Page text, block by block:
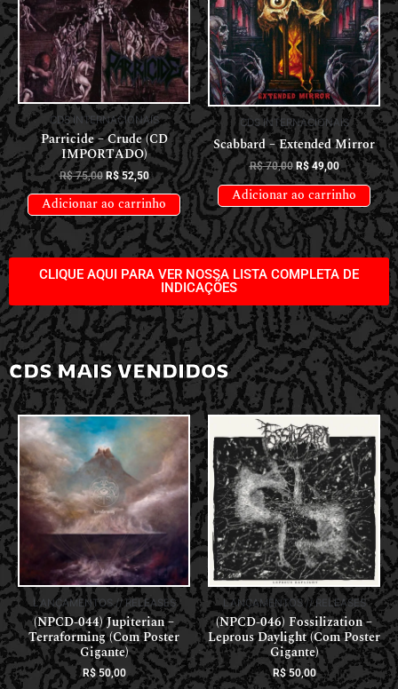
CDS INTERNACIONAIS
Parricide – Crude (CD
IMPORTADO)
R$75,00 R$52,50
Adicionar ao carrinho
CDS INTERNACIONAIS
Scabbard – Extended Mirror
R$70,00 R$49,00
Adicionar ao carrinho
CLIQUE AQUI PARA VER NOSSA LISTA COMPLETA DE
INDICAÇÕES
CDS MAIS VENDIDOS
LANÇAMENTOS // RELEASES
(NPCD-044) Jupiterian –
Terraforming (Com Poster
Gigante)
R$50,00
LANÇAMENTOS // RELEASES
(NPCD-046) Fossilization –
Leprous Daylight (Com Poster
Gigante)
R$50,00